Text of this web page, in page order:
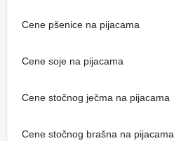
Cene pšenice na pijacama
Cene soje na pijacama
Cene stočnog ječma na pijacama
Cene stočnog brašna na pijacama